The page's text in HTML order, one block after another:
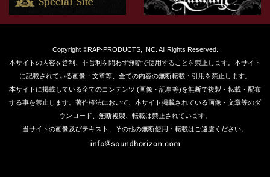
Copyright ©RAP-PRODUCTS, INC. All Rights Reserved.
本サイトの内容を営利、非営利を問わず無断で使用することを禁止します。本サイト
に記載されている画像・文章等、全ての内容の無断転載・引用を禁止します。
本サイトに掲載している全てのコンテンツ (画像・記事等)を無断で複製・転載・配布
する事を禁止します。著作権法において、本サイト掲載されている画像・文章等のダ
ウンロード、無断複製、転載は禁止されています。
当サイトの画像及びテキスト、その他の無断使用・転載はご遠慮ください。